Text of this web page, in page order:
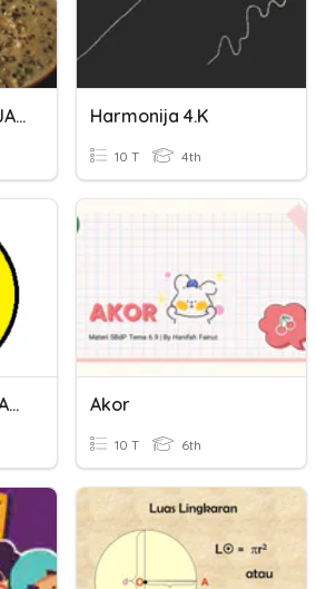
BUBUR KACANG HIJAU Harmonija 4.k
10 T 4th
PANJANG BUSUR DAN LUAS JURING - 2 Akor
10 T 6th